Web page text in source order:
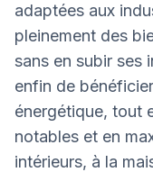
adaptées aux
pleinement des
sans en subir ses
enfin de
énergétique, tout
notables et en
intérieurs, à la